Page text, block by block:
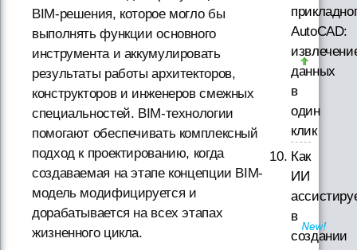
BIM-решения, которое могло бы
выполнять функции основного
инструмента и аккумулировать
результаты работы архитекторов,
конструкторов и инженеров смежных
специальностей. BIM-технологии
помогают обеспечивать комплексный
подход к проектированию, когда
создаваемая на этапе концепции BIM-
модель модифицируется и
дорабатывается на всех этапах
жизненного цикла.
AutoCAD:
данных
в
один
клик
Как
ИИ
в
создании